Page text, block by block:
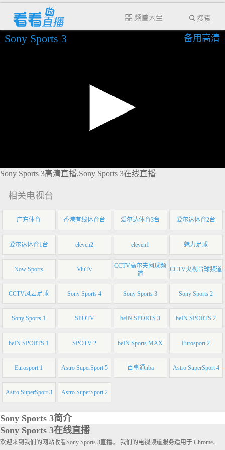
Sony Sports 3 备用高清
Sony Sports 3高清直播,Sony Sports 3在线直播
相关电视台
广东体育 香港有线体育台 爱尔达体育3台 爱尔达体育2台
爱尔达体育1台 eleven2 eleven1 魅力足球
Now Sports ViuTv
CCTV高尔夫网球频
道
CCTV央视台球频道
CCTV风云足球 Sony Sports 4 Sony Sports 3 Sony Sports 2
Sony Sports 1 SPOTV beIN SPORTS 3 beIN SPORTS 2
beIN SPORTS 1 SPOTV 2 beIN Sports MAX Eurosport 2
Eurosport 1 Astro SuperSport 5 百事通nba Astro SuperSport 4
Astro SuperSport 3 Astro SuperSport 2
Sony Sports 3简介
Sony Sports 3在线直播
欢迎来到我们的网站收看Sony Sports 3直播。 我们的电视频道服务适用于 Chrome、